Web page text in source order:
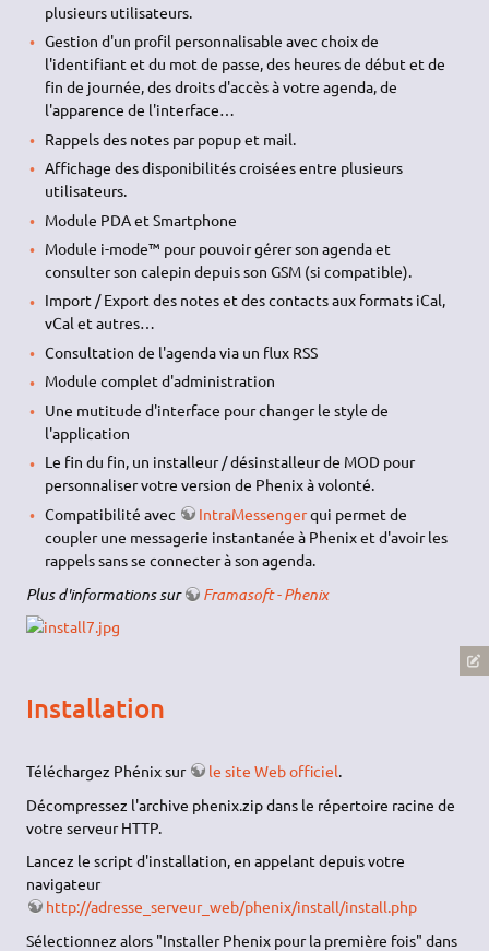
plusieurs utilisateurs.
Gestion d'un profil personnalisable avec choix de
l'identifiant et du mot de passe, des heures de début et de
fin de journée, des droits d'accès à votre agenda, de
l'apparence de l'interface…
Rappels des notes par popup et mail.
Affichage des disponibilités croisées entre plusieurs
utilisateurs.
Module PDA et Smartphone
Module i-mode™ pour pouvoir gérer son agenda et
consulter son calepin depuis son GSM (si compatible).
Import / Export des notes et des contacts aux formats iCal,
vCal et autres…
Consultation de l'agenda via un flux RSS
Module complet d'administration
Une mutitude d'interface pour changer le style de
l'application
Le fin du fin, un installeur / désinstalleur de MOD pour
personnaliser votre version de Phenix à volonté.
Compatibilité avec
IntraMessengerqui permet de
coupler une messagerie instantanée à Phenix et d'avoir les
rappels sans se connecter à son agenda.
Plus d'informations sur Framasoft - Phenix
Installation
Téléchargez Phénix sur le site Web officiel.
Décompressez l'archive phenix.zip dans le répertoire racine de
votre serveur HTTP.
Lancez le script d'installation, en appelant depuis votre
navigateur
http://adresse_serveur_web/phenix/install/install.php
Sélectionnez alors "Installer Phenix pour la première fois" dans